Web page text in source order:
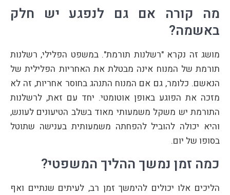
מה קורה אם גם לנפגע יש חלק
באשמה?
מושג זה נקרא "רשלנות תורמת". במשפט הפלילי, רשלנות
תורמת של המנוח אינה מבטלת את האחריות הפלילית של
הנאשם. כלומר, גם אם המנוח התנהג בחוסר אחריות, זה לא
מזכה את הפוגע באופן אוטומטי. יחד עם זאת, לרשלנות
התורמת יש משקל משמעותי מאוד בשלב הטיעונים לעונש,
והיא יכולה להוביל להפחתה משמעותית בענישה שתוטל
בסופו של יום.
כמה זמן נמשך ההליך המשפטי?
הליכים אלו יכולים להימשך זמן רב, לעיתים שנתיים ואף